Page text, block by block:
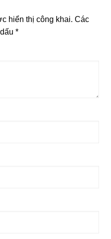
hiển thị công khai. Các
*